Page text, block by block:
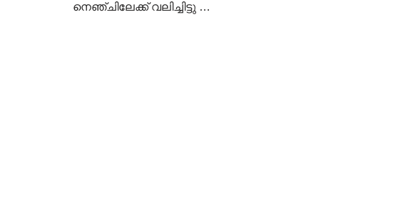
നെഞ്ചിലേക്ക് വലിച്ചിട്ടു …